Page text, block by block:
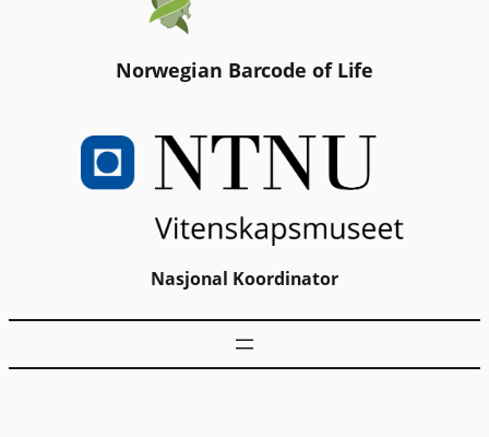
Norwegian Barcode of Life
Nasjonal Koordinator